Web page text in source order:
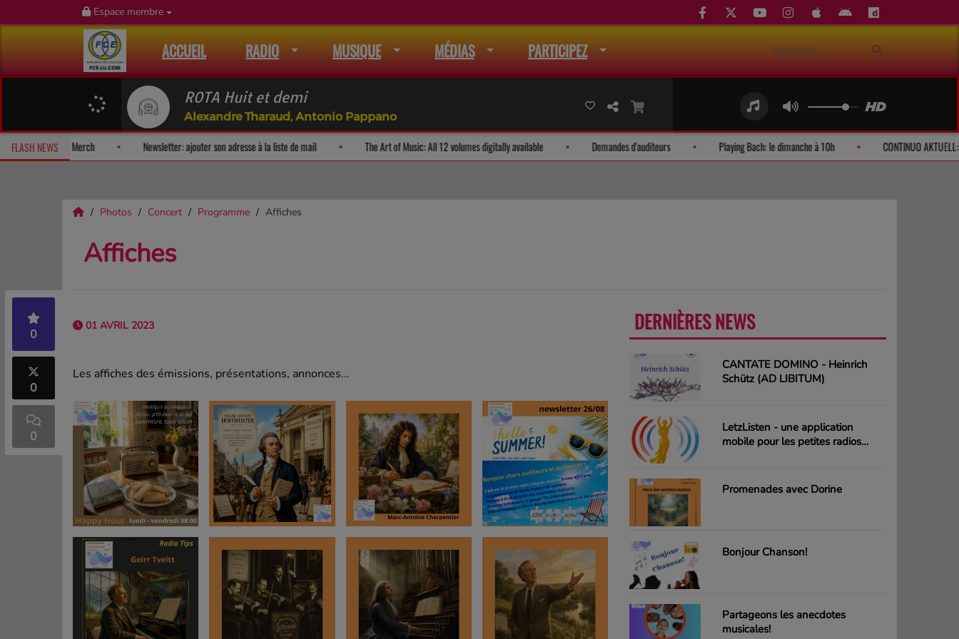
Espace membre
ACCUEIL RADIO MUSIQUE MÉDIAS PARTICIPEZ
ROTA Huit et demi
Alexandre Tharaud, Antonio Pappano
FLASH NEWS Fan Releases & Merch Newsletter: ajouter son adresse à la liste de mail The Art of Music: All 12 volumes digitally available Demandes d'auditeurs Playing Bach: le dimanche à 10h
Photos Concert Programme Affiches
Affiches
0
0
0
01 AVRIL 2023
Les affiches des émissions, présentations, annonces...
DERNIÈRES NEWS
CANTATE DOMINO - Heinrich
Schütz (AD LIBITUM)
LetzListen - une application
mobile pour les petites radios
Promenades avec Dorine
Bonjour Chanson!
Partageons les anecdotes
musicales!